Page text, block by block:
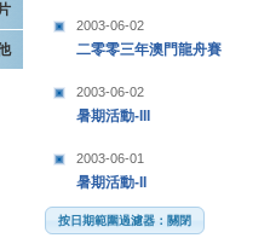
2003-06-02
二零零三年澳門龍舟賽
2003-06-02
暑期活動-III
2003-06-01
暑期活動-II
按日期範圍過濾器：關閉